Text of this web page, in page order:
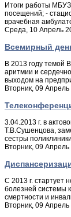
Итоги работы МБУЗ
посещений; -
врачебная
Среда, 10 Апрель
Всемирный
В 2013 году темой
аритмии и
выходом на
Вторник, 09
3.04.2013 г. в
Т.В.Сушенцова,
сестры
Вторник, 09
С 2013 г. стартует
болезней системы
смертности и
Вторник, 09